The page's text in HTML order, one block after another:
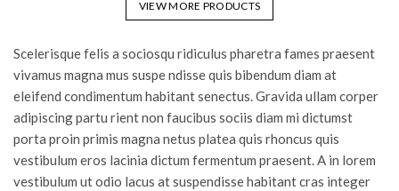
VIEW MORE PRODUCTS
Scelerisque felis a sociosqu ridiculus pharetra fames praesent
vivamus magna mus suspe ndisse quis bibendum diam at
eleifend condimentum habitant senectus. Gravida ullam corper
adipiscing partu rient non faucibus sociis diam mi dictumst
porta proin primis magna netus platea quis rhoncus quis
vestibulum eros lacinia dictum fermentum praesent. A in lorem
vestibulum ut odio lacus at suspendisse habitant cras integer